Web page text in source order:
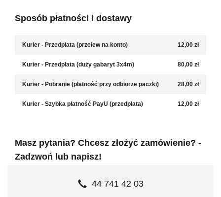
Sposób płatności i dostawy
Kurier - Przedpłata (przelew na konto) 12,00 zł
Kurier - Przedpłata (duży gabaryt 3x4m) 80,00 zł
Kurier - Pobranie (płatność przy odbiorze paczki) 28,00 zł
Kurier - Szybka płatność PayU (przedpłata) 12,00 zł
Masz pytania? Chcesz złożyć zamówienie? -
Zadzwoń lub napisz!
44 741 42 03